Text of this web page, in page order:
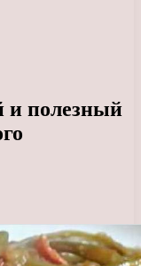
и полезный